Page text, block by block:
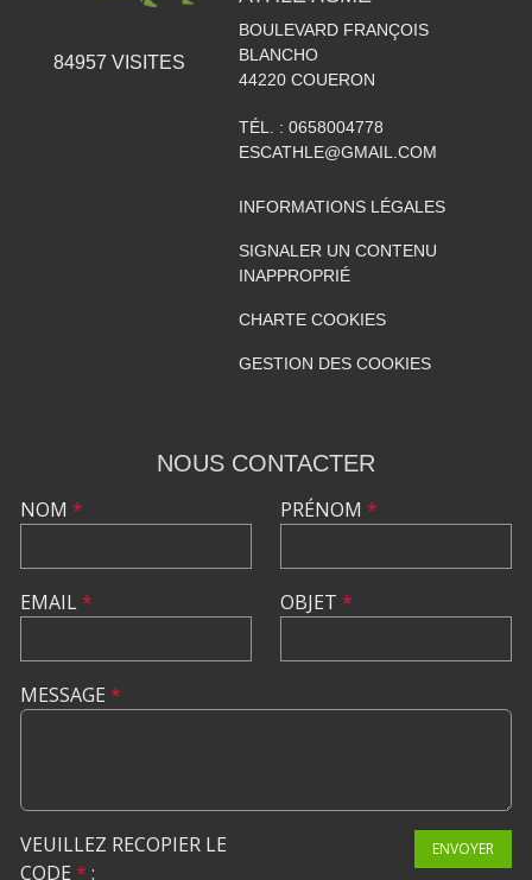
84957 VISITES
BOULEVARD FRANÇOIS
BLANCHO
44220 COUERON
TÉL. : 0658004778
ESCATHLE@GMAIL.COM
INFORMATIONS LÉGALES
SIGNALER UN CONTENU
INAPPROPRIÉ
CHARTE COOKIES
GESTION DES COOKIES
NOUS CONTACTER
NOM *
EMAIL*
PRÉNOM *
OBJET *
MESSAGE *
VEUILLEZ RECOPIER LE
CODE * :
ENVOYER